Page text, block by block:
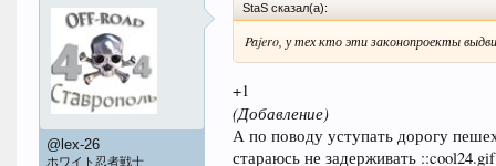
@lex-26
ホワイト忍者戦士
StaS сказал(а):
Pajero, у тех кто эти законопроекты
+1
(Добавление)
А по поводу уступать дорогу
стараюсь не задерживать